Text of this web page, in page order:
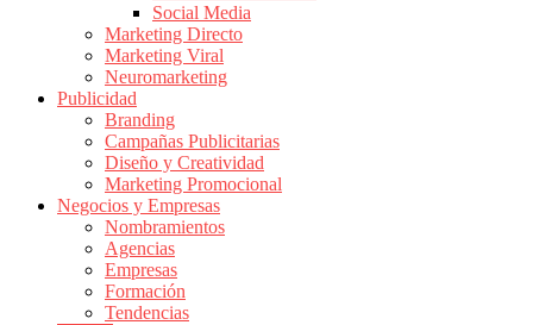
Publicidad
Colombia
Magazine
Publicidad
Marketing
Noticias
Social Media
Marketing Directo
Marketing Viral
Neuromarketing
Publicidad
Branding
Campañas Publicitarias
Diseño y Creatividad
Marketing Promocional
Negocios y Empresas
Nombramientos
Agencias
Empresas
Formación
Tendencias